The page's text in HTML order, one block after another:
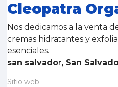
Cleopatra
Nos dedicamos a la venta
cremas hidratantes y
esenciales.
san salvador, San
Sitio web